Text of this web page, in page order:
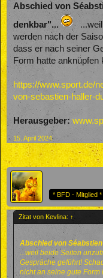
Abschied von
denkbar"...
werden nach der
dass er nach seiner
Form hatte anknüpfen
https://www.sport.de/
von-sebastien-haller-
Herausgeber:
15. April 2024
* BFD - Mitglied *
Zitat von Kevlina: ↑
Abschied von
...weil beide Seiten
Gespräche geführt!
nicht an seine gute Form